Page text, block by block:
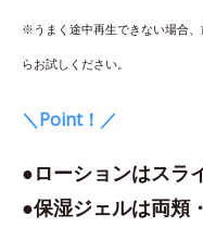
※うまく途中再生できない場合
らお試しください。
＼Point！／
●ローションはスラ
●保湿ジェルは両頬